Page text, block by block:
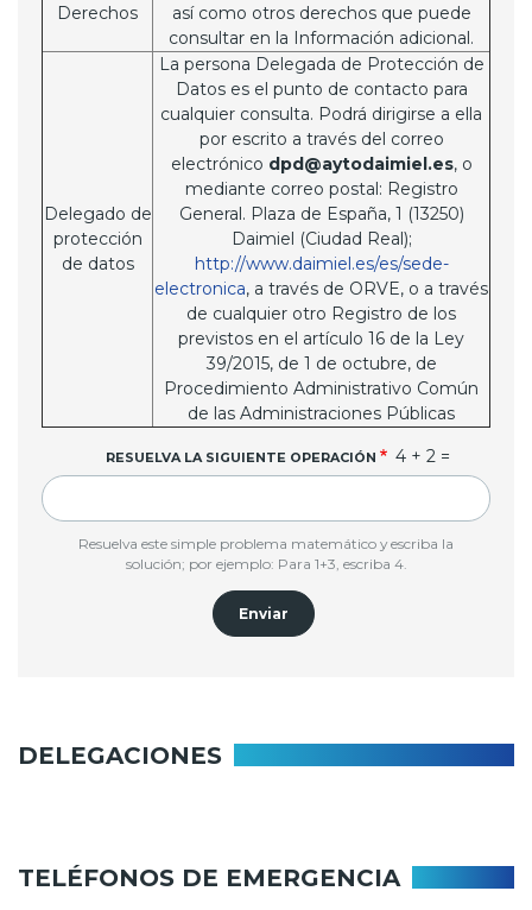
Derechos
así como otros derechos que puede
consultar en la Información adicional.
Delegado de
protección
de datos
La persona Delegada de Protección de
Datos es el punto de contacto para
cualquier consulta. Podrá dirigirse a ella
por escrito a través del correo
electrónico dpd@aytodaimiel.es, o
mediante correo postal: Registro
General. Plaza de España, 1 (13250)
Daimiel (Ciudad Real);
http://www.daimiel.es/es/sede-
electronica, a través de ORVE, o a través
de cualquier otro Registro de los
previstos en el artículo 16 de la Ley
39/2015, de 1 de octubre, de
Procedimiento Administrativo Común
de las Administraciones Públicas
RESUELVA LA SIGUIENTE OPERACIÓN 4 + 2 =
Resuelva este simple problema matemático y escriba la
solución; por ejemplo: Para 1+3, escriba 4.
DELEGACIONES
Delegación de
Comunicación y Prensa
Delegación de Consumo
TELÉFONOS DE EMERGENCIA